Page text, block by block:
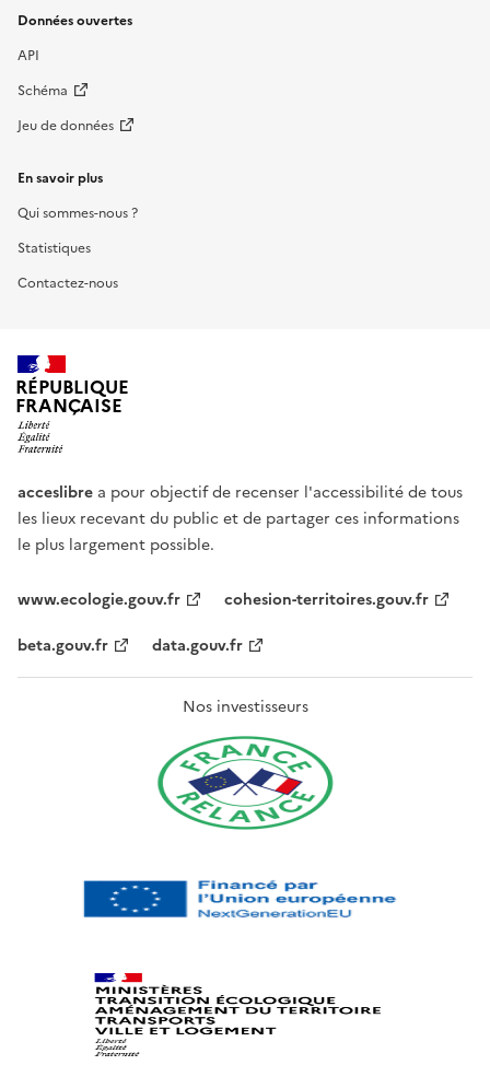
Données ouvertes
API
Schéma
Jeu de données
En savoir plus
Qui sommes-nous ?
Statistiques
Contactez-nous
RÉPUBLIQUE
FRANÇAISE
acceslibre a pour objectif de recenser l'accessibilité de tous
les lieux recevant du public et de partager ces informations
le plus largement possible.
www.ecologie.gouv.fr
cohesion-territoires.gouv.fr
beta.gouv.fr
data.gouv.fr
Nos investisseurs